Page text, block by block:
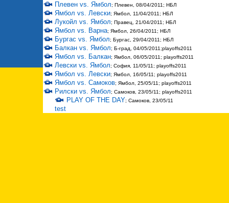
Плевен vs. Ямбол; Плевен, 08/04/2011; НБЛ
Ямбол vs. Левски; Ямбол, 11/04/2011; НБЛ
Лукойл vs. Ямбол; Правец, 21/04/2011; НБЛ
Ямбол vs. Варна; Ямбол, 26/04/2011; НБЛ
Бургас vs. Ямбол; Бургас, 29/04/2011; НБЛ
Балкан vs. Ямбол; Б-град, 04/05/2011;playoffs2011
Ямбол vs. Балкан; Ямбол, 06/05/2011; playoffs2011
Левски vs. Ямбол; София, 11/05/11; playoffs2011
Ямбол vs. Левски; Ямбол, 16/05/11; playoffs2011
Ямбол vs. Самоков; Ямбол, 25/05/11; playoffs2011
Рилски vs. Ямбол; Самоков, 23/05/11; playoffs2011
PLAY OF THE DAY; Самоков, 23/05/11
test